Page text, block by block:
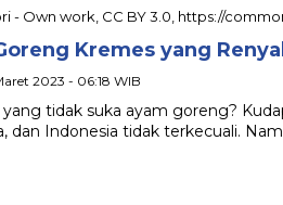
Kremes yang
2023 - 06:18 WIB
yang tidak suka ayam goreng?
dan Indonesia tidak terkecuali.